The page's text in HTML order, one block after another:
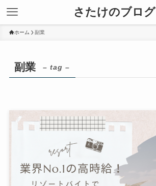
さたけのブログ
ホーム 副業
副業 – tag –